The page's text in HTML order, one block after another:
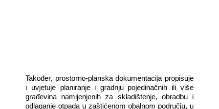
Također,­­­ prostorno-planska dokumentacija propisuje
i uvjetuje planiranje i gradnju pojedinačnih ili više
građevina namijenjenih za skladištenje, obradbu i
odlaganje otpada u zaštićenom obalnom području, u